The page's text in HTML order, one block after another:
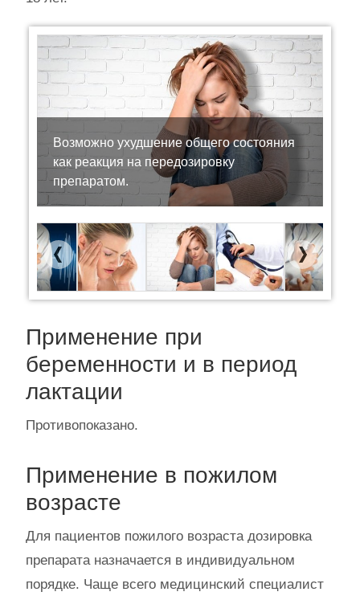
Возможно ухудшение общего состояния
как реакция на передозировку
препаратом.
Previous Next
Применение при
беременности и в период
лактации
Противопоказано.
Применение в пожилом
возрасте
Для пациентов пожилого возраста дозировка
препарата назначается в индивидуальном
порядке. Чаще всего медицинский специалист